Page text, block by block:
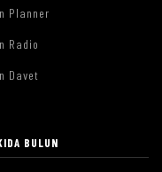
Planner
Radio
Davet
BULUN